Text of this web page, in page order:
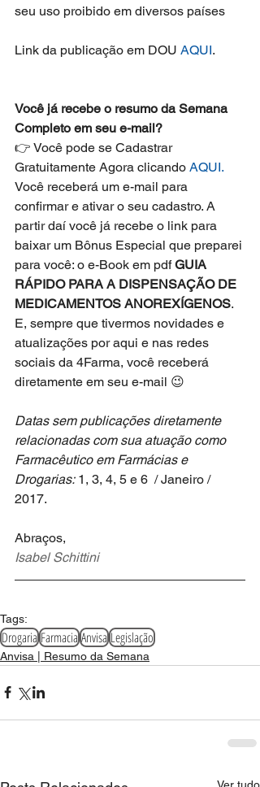
seu uso proibido em diversos países
Link da publicação em DOU AQUI.
Você já recebe o resumo da Semana
Completo em seu e-mail?
👉 Você pode se Cadastrar
Gratuitamente Agora clicando AQUI.
Você receberá um e-mail para
confirmar e ativar o seu cadastro. A
partir daí você já recebe o link para
baixar um Bônus Especial que preparei
para você: o e-Book em pdf GUIA
RÁPIDO PARA A DISPENSAÇÃO DE
MEDICAMENTOS ANOREXÍGENOS.
E, sempre que tivermos novidades e
atualizações por aqui e nas redes
sociais da 4Farma, você receberá
diretamente em seu e-mail 😉
Datas sem publicações diretamente
relacionadas com sua atuação como
Farmacêutico em Farmácias e
Drogarias: 1, 3, 4, 5 e 6  / Janeiro /
2017.
Abraços,
Isabel Schittini
Tags:
DrogariaFarmaciaAnvisaLegislação
Anvisa | Resumo da Semana
Ver tudo